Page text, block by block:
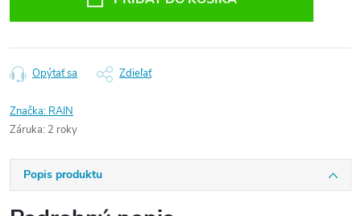
Opýtať sa Zdieľať
Značka: RAIN
Záruka: 2 roky
Popis produktu